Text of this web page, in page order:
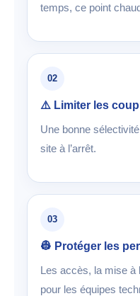
temps, ce point
02
⚠️ Limiter les
Une bonne
site à l’arrêt.
03
👷 Protéger les
Les accès, la mise à
pour les équipes